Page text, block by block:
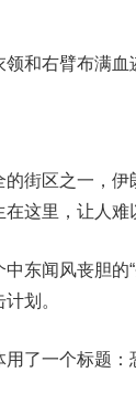
和右臂布满血
街区之一，
这里，让人难
东闻风丧胆的
划。
了一个标题：